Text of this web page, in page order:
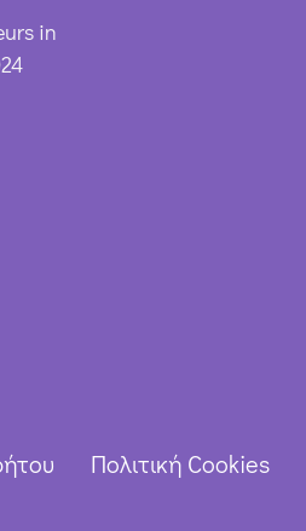
in
Πολιτική Cookies